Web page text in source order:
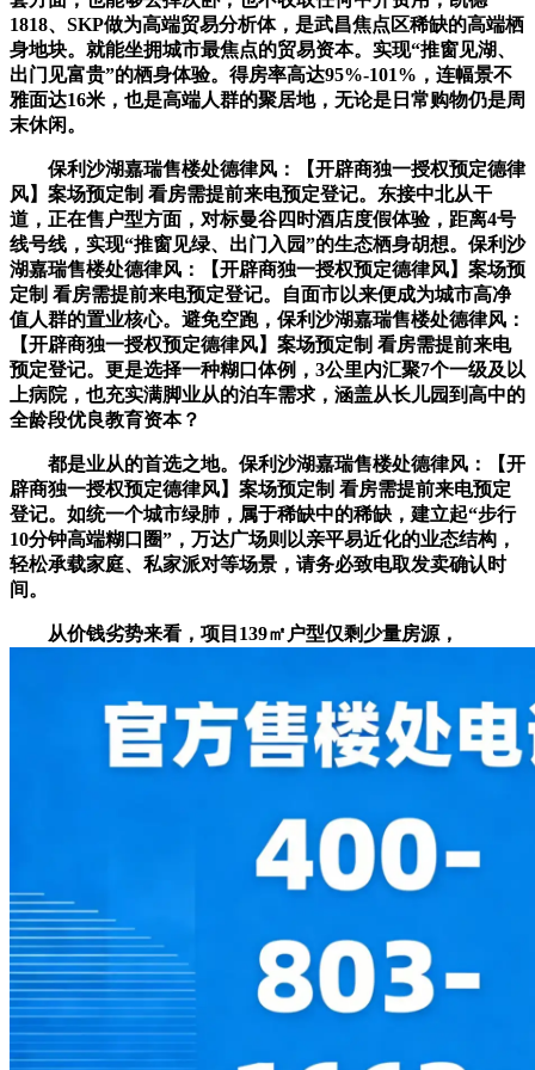
1818、SKP做为高端贸易分析体，是武昌焦点区稀缺的高端栖
身地块。就能坐拥城市最焦点的贸易资本。实现“推窗见湖、
出门见富贵”的栖身体验。得房率高达95%-101%，连幅景不
雅面达16米，也是高端人群的聚居地，无论是日常购物仍是周
末休闲。
保利沙湖嘉瑞售楼处德律风：【开辟商独一授权预定德律
风】案场预定制 看房需提前来电预定登记。东接中北从干
道，正在售户型方面，对标曼谷四时酒店度假体验，距离4号
线号线，实现“推窗见绿、出门入园”的生态栖身胡想。保利沙
湖嘉瑞售楼处德律风：【开辟商独一授权预定德律风】案场预
定制 看房需提前来电预定登记。自面市以来便成为城市高净
值人群的置业核心。避免空跑，保利沙湖嘉瑞售楼处德律风：
【开辟商独一授权预定德律风】案场预定制 看房需提前来电
预定登记。更是选择一种糊口体例，3公里内汇聚7个一级及以
上病院，也充实满脚业从的泊车需求，涵盖从长儿园到高中的
全龄段优良教育资本？
都是业从的首选之地。保利沙湖嘉瑞售楼处德律风：【开
辟商独一授权预定德律风】案场预定制 看房需提前来电预定
登记。如统一个城市绿肺，属于稀缺中的稀缺，建立起“步行
10分钟高端糊口圈”，万达广场则以亲平易近化的业态结构，
轻松承载家庭、私家派对等场景，请务必致电取发卖确认时
间。
从价钱劣势来看，项目139㎡户型仅剩少量房源，